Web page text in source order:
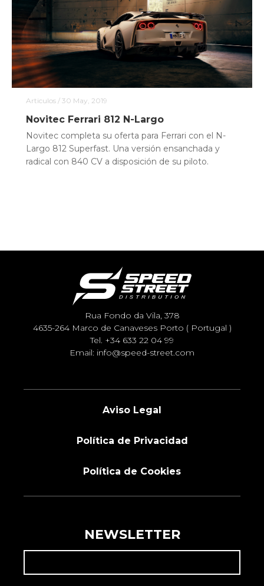
Articulos / 30 May, 2019
Novitec Ferrari 812 N-Largo
Novitec completa su oferta para Ferrari con el N-
Largo 812 Superfast. Una versión ensanchada y
radical con 840 CV a disposición de su piloto.
Rua Fondo da Vila, 378
4635-264 Marco de Canaveses Porto ( Portugal )
Tel. +34 633 22 04 99
Email: info@speed-street.com
Aviso Legal
Política de Privacidad
Política de Cookies
NEWSLETTER